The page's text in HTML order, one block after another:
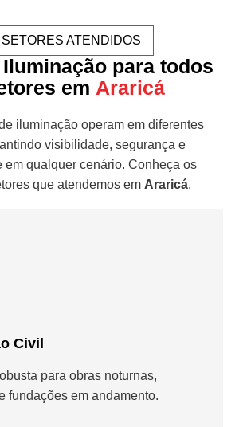
SETORES ATENDIDOS
para todos
em Araricá
iluminação operam em diferentes
visibilidade, segurança e
em qualquer cenário. Conheça os
que atendemos em Araricá.
Civil
para obras noturnas,
fundações em andamento.